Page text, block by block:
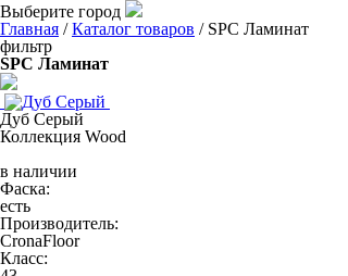
Выберите город
Главная /Каталог товаров / SPC Ламинат
фильтр
SPC Ламинат
Дуб Серый
Коллекция Wood
в наличии
Фаска:
есть
Производитель:
CronaFloor
Класс: